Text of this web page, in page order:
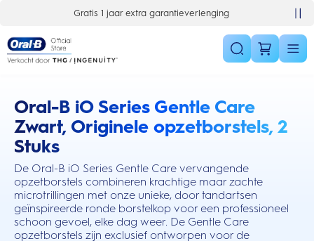
Gratis 1 jaar extra garantieverlenging
Oral-B iO Series Gentle Care
Zwart, Originele opzetborstels, 2
Stuks
De Oral-B iO Series Gentle Care vervangende
opzetborstels combineren krachtige maar zachte
microtrillingen met onze unieke, door tandartsen
geïnspireerde ronde borstelkop voor een professioneel
schoon gevoel, elke dag weer. De Gentle Care
opzetborstels zijn exclusief ontworpen voor de
this action will scroll you to the reviews section